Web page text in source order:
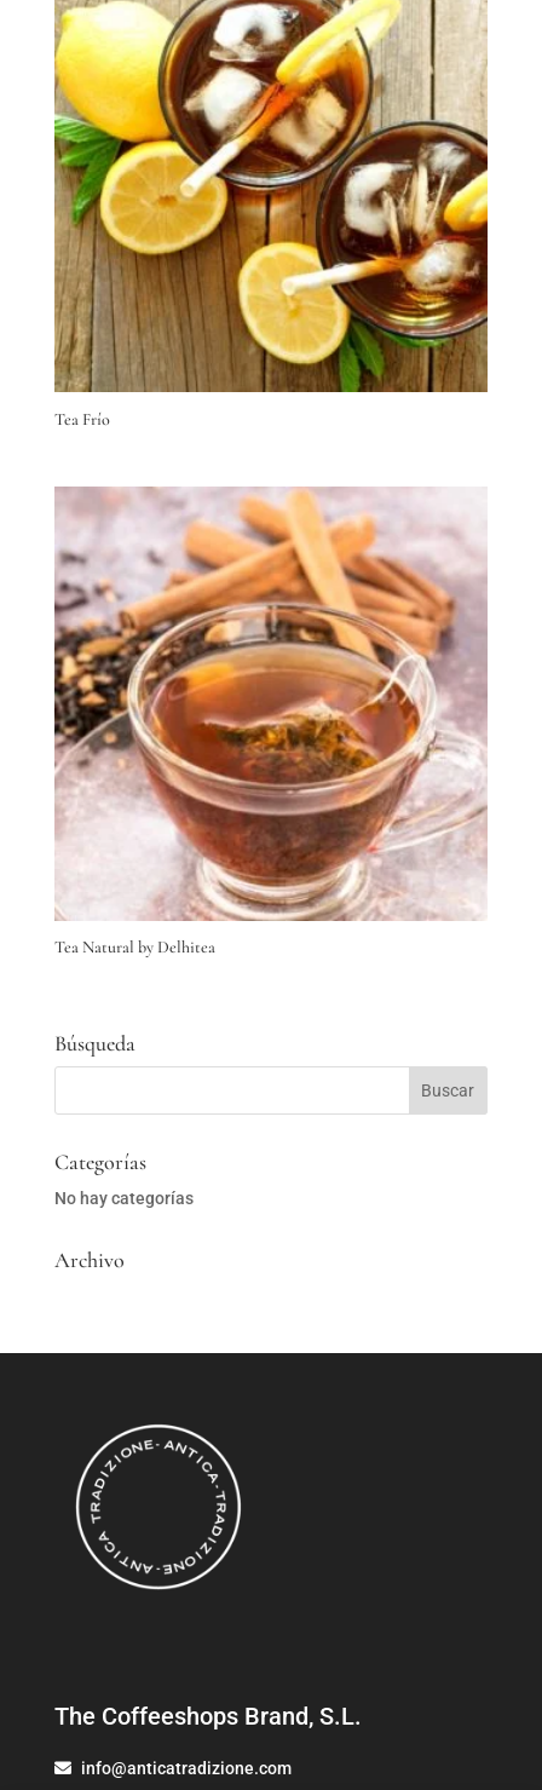
Tea Frío
Tea Natural by Delhitea
Búsqueda
Categorías
No hay categorías
Archivo
The Coffeeshops Brand, S.L.
info@anticatradizione.com